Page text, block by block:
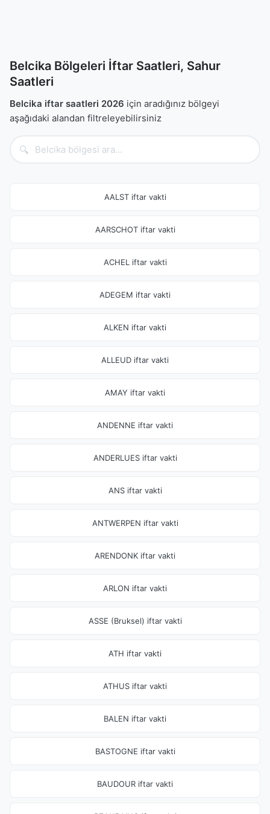
Belcika Bölgeleri İftar Saatleri, Sahur
Saatleri
Belcika iftar saatleri 2026 için aradığınız bölgeyi
aşağıdaki alandan filtreleyebilirsiniz
🔍
AALST iftar vakti
AARSCHOT iftar vakti
ACHEL iftar vakti
ADEGEM iftar vakti
ALKEN iftar vakti
ALLEUD iftar vakti
AMAY iftar vakti
ANDENNE iftar vakti
ANDERLUES iftar vakti
ANS iftar vakti
ANTWERPEN iftar vakti
ARENDONK iftar vakti
ARLON iftar vakti
ASSE (Bruksel) iftar vakti
ATH iftar vakti
ATHUS iftar vakti
BALEN iftar vakti
BASTOGNE iftar vakti
BAUDOUR iftar vakti